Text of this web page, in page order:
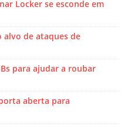
Locker se esconde em
alvo de ataques de
para ajudar a roubar
aberta para